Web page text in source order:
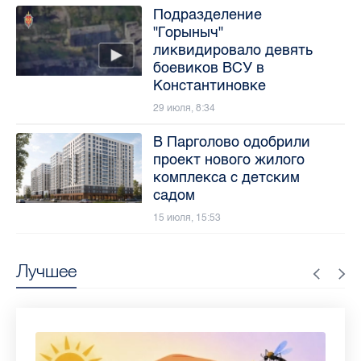
Лучшее
Подразделение
"Горыныч"
ликвидировало девять
боевиков ВСУ в
Константиновке
29 июля, 8:34
В Парголово одобрили
проект нового жилого
комплекса с детским
садом
15 июля, 15:53